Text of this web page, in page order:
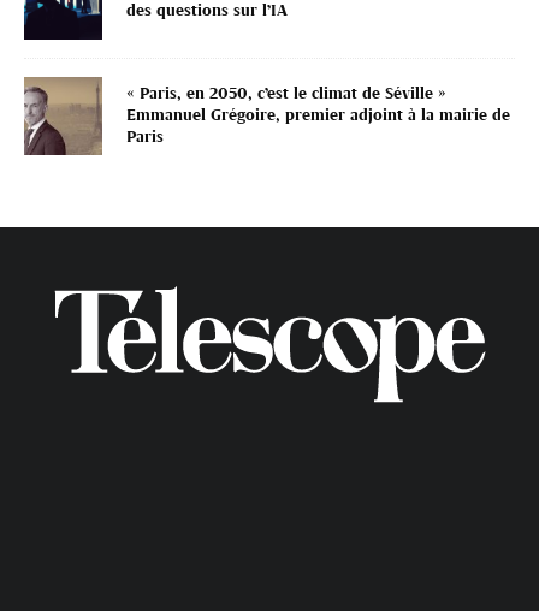
des questions sur l’IA
« Paris, en 2050, c’est le climat de Séville »
Emmanuel Grégoire, premier adjoint à la mairie de
Paris